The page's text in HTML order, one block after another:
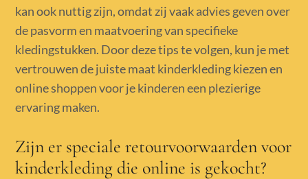
kan ook nuttig zijn, omdat zij vaak advies geven over
de pasvorm en maatvoering van specifieke
kledingstukken. Door deze tips te volgen, kun je met
vertrouwen de juiste maat kinderkleding kiezen en
online shoppen voor je kinderen een plezierige
ervaring maken.
Zijn er speciale retourvoorwaarden voor
kinderkleding die online is gekocht?